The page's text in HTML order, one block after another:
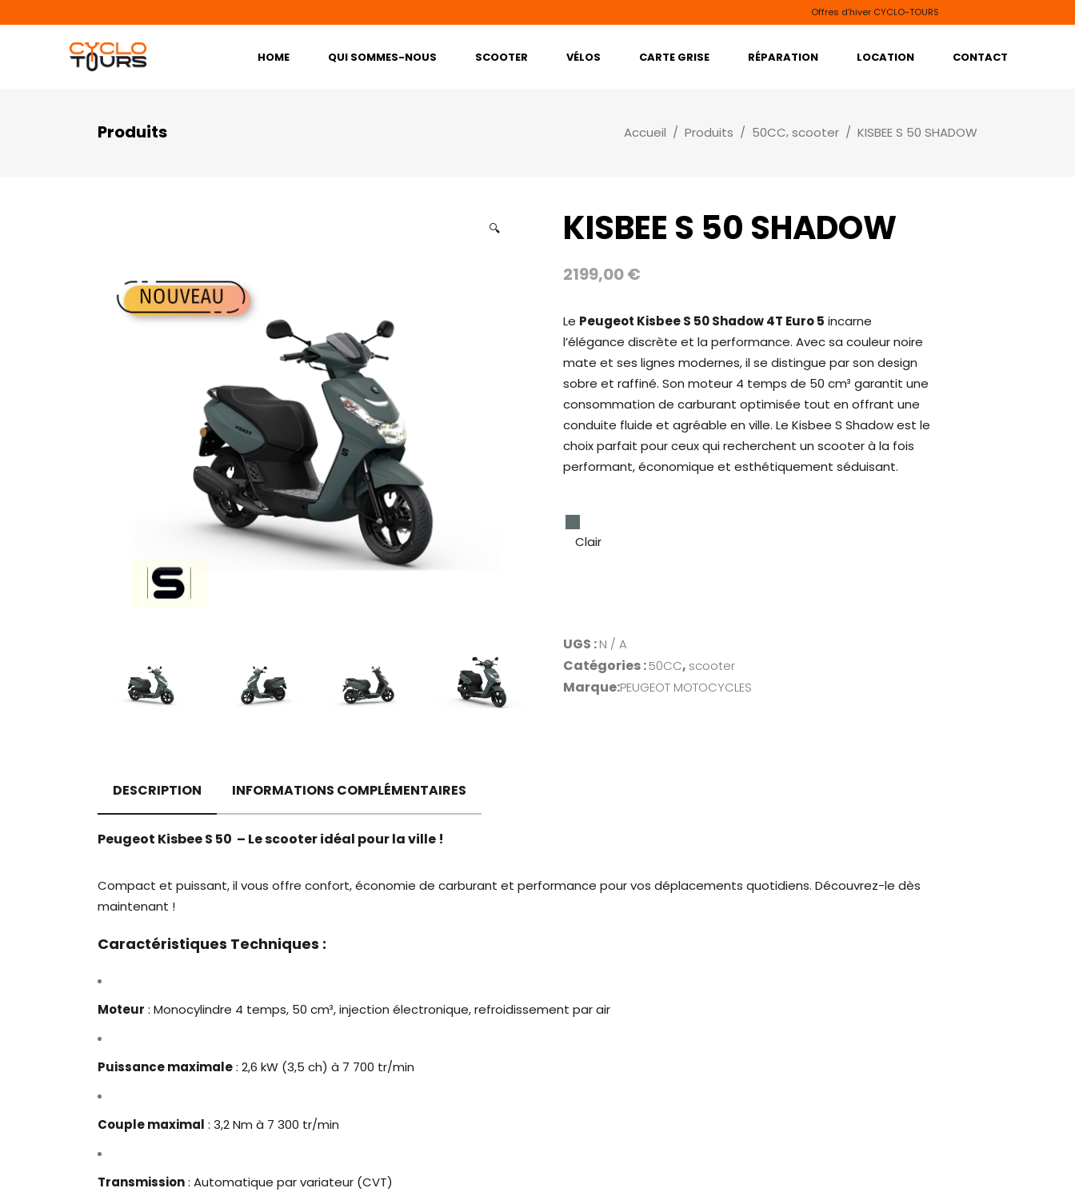
Offres d’hiver CYCLO-TOURS
HOME QUI SOMMES-NOUS SCOOTER VÉLOS CARTE GRISE RÉPARATION LOCATION CONTACT
Produits Accueil / Produits / 50CC,scooter / KISBEE S 50 SHADOW
🔍 KISBEE S 50 SHADOW
2199,00€
Le Peugeot Kisbee S 50 Shadow 4T Euro 5 incarne
l’élégance discrète et la performance. Avec sa couleur noire
mate et ses lignes modernes, il se distingue par son design
sobre et raffiné. Son moteur 4 temps de 50 cm³ garantit une
consommation de carburant optimisée tout en offrant une
conduite fluide et agréable en ville. Le Kisbee S Shadow est le
choix parfait pour ceux qui recherchent un scooter à la fois
performant, économique et esthétiquement séduisant.
Clair
UGS :N / A
Catégories :50CC, scooter
Marque:PEUGEOT MOTOCYCLES
DESCRIPTION INFORMATIONS COMPLÉMENTAIRES
Peugeot Kisbee S 50 – Le scooter idéal pour la ville !
Compact et puissant, il vous offre confort, économie de carburant et performance pour vos déplacements quotidiens. Découvrez-le dès
maintenant !
Caractéristiques Techniques :
Moteur : Monocylindre 4 temps, 50 cm³, injection électronique, refroidissement par air
Puissance maximale: 2,6 kW (3,5 ch) à 7 700 tr/min
Couple maximal : 3,2 Nm à 7 300 tr/min
Transmission: Automatique par variateur (CVT)